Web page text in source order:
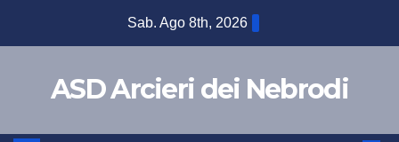
Sab. Ago 8th, 2026
ASD Arcieri dei Nebrodi